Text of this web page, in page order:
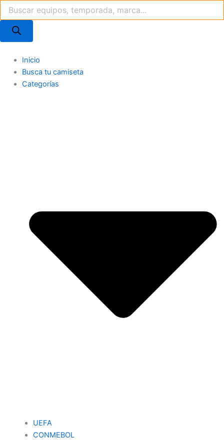
al
contenido
productos
Inicio
Busca tu camiseta
Categorías
UEFA
CONMEBOL